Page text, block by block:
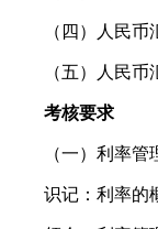
（四）人民币
（五）人民币
考核要求
（一）利率管
识记：利率的概